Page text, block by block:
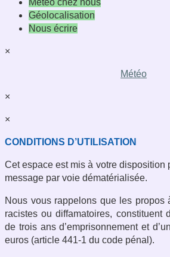
Météo chez nous
Géolocalisation
Nous écrire
×
Météo
×
×
CONDITIONS D’UTILISATION
Cet espace est mis à votre disposition
message par voie dématérialisée.
Nous vous rappelons que les propos
racistes ou diffamatoires, constituent
de trois ans d’emprisonnement et
euros (article 441-1 du code pénal).